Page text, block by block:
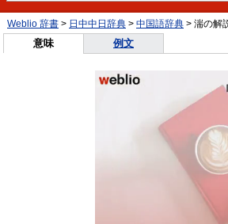
Weblio 辞書 > 日中中日辞典 > 中国語辞典 > 湍の解
意味 例文